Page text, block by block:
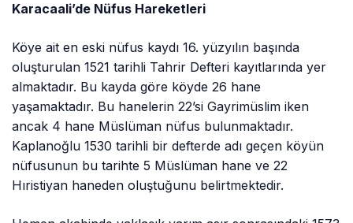
Karacaali’de Nüfus Hareketleri
Köye ait en eski nüfus kaydı 16. yüzyılın başında
oluşturulan 1521 tarihli Tahrir Defteri kayıtlarında yer
almaktadır. Bu kayda göre köyde 26 hane
yaşamaktadır. Bu hanelerin 22’si Gayrimüslim iken
ancak 4 hane Müslüman nüfus bulunmaktadır.
Kaplanoğlu 1530 tarihli bir defterde adı geçen köyün
nüfusunun bu tarihte 5 Müslüman hane ve 22
Hıristiyan haneden oluştuğunu belirtmektedir.